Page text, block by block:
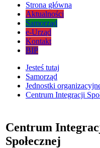
Strona główna
Aktualności
Samorząd
e-Urząd
Kontakt
BIP
Jesteś tutaj
Samorząd
Jednostki
Centrum Integracji
Centrum
Społecznej